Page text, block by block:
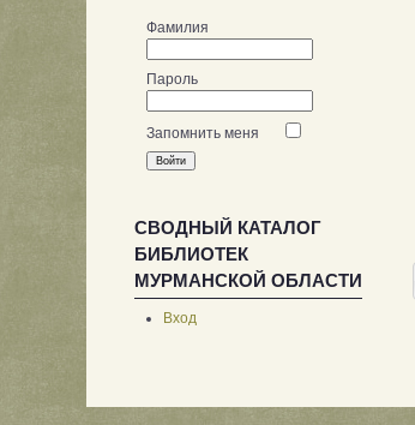
Фамилия
Пароль
Запомнить меня
СВОДНЫЙ КАТАЛОГ
БИБЛИОТЕК
МУРМАНСКОЙ ОБЛАСТИ
Вход